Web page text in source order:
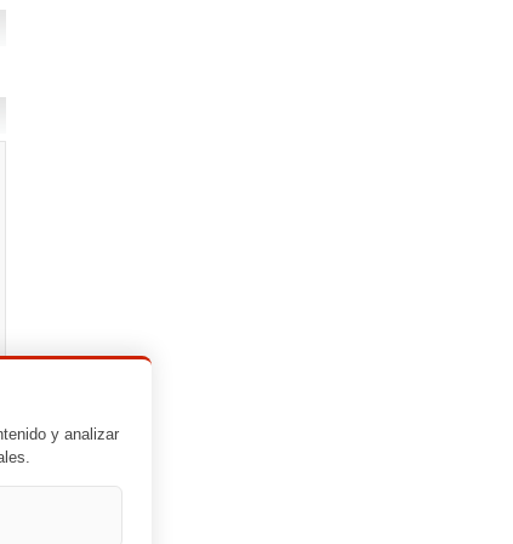
y analizar